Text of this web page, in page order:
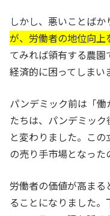
しかし、悪いことばか
が、労働者の地位向上
てみれば領有する農園
経済的に困ってしまい
パンデミック前は「
たちは、パンデミッ
と変わりました。こ
の売り手市場となった
労働者の価値が高ま
ることになりました